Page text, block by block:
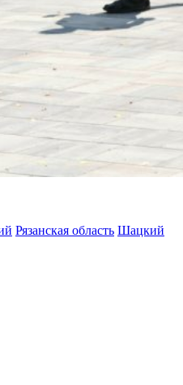
Рязанская область Шацкий